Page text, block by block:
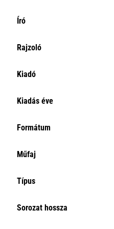
Író
Rajzoló
Kiadó
Kiadás éve
Formátum
Műfaj
Típus
Sorozat hossza